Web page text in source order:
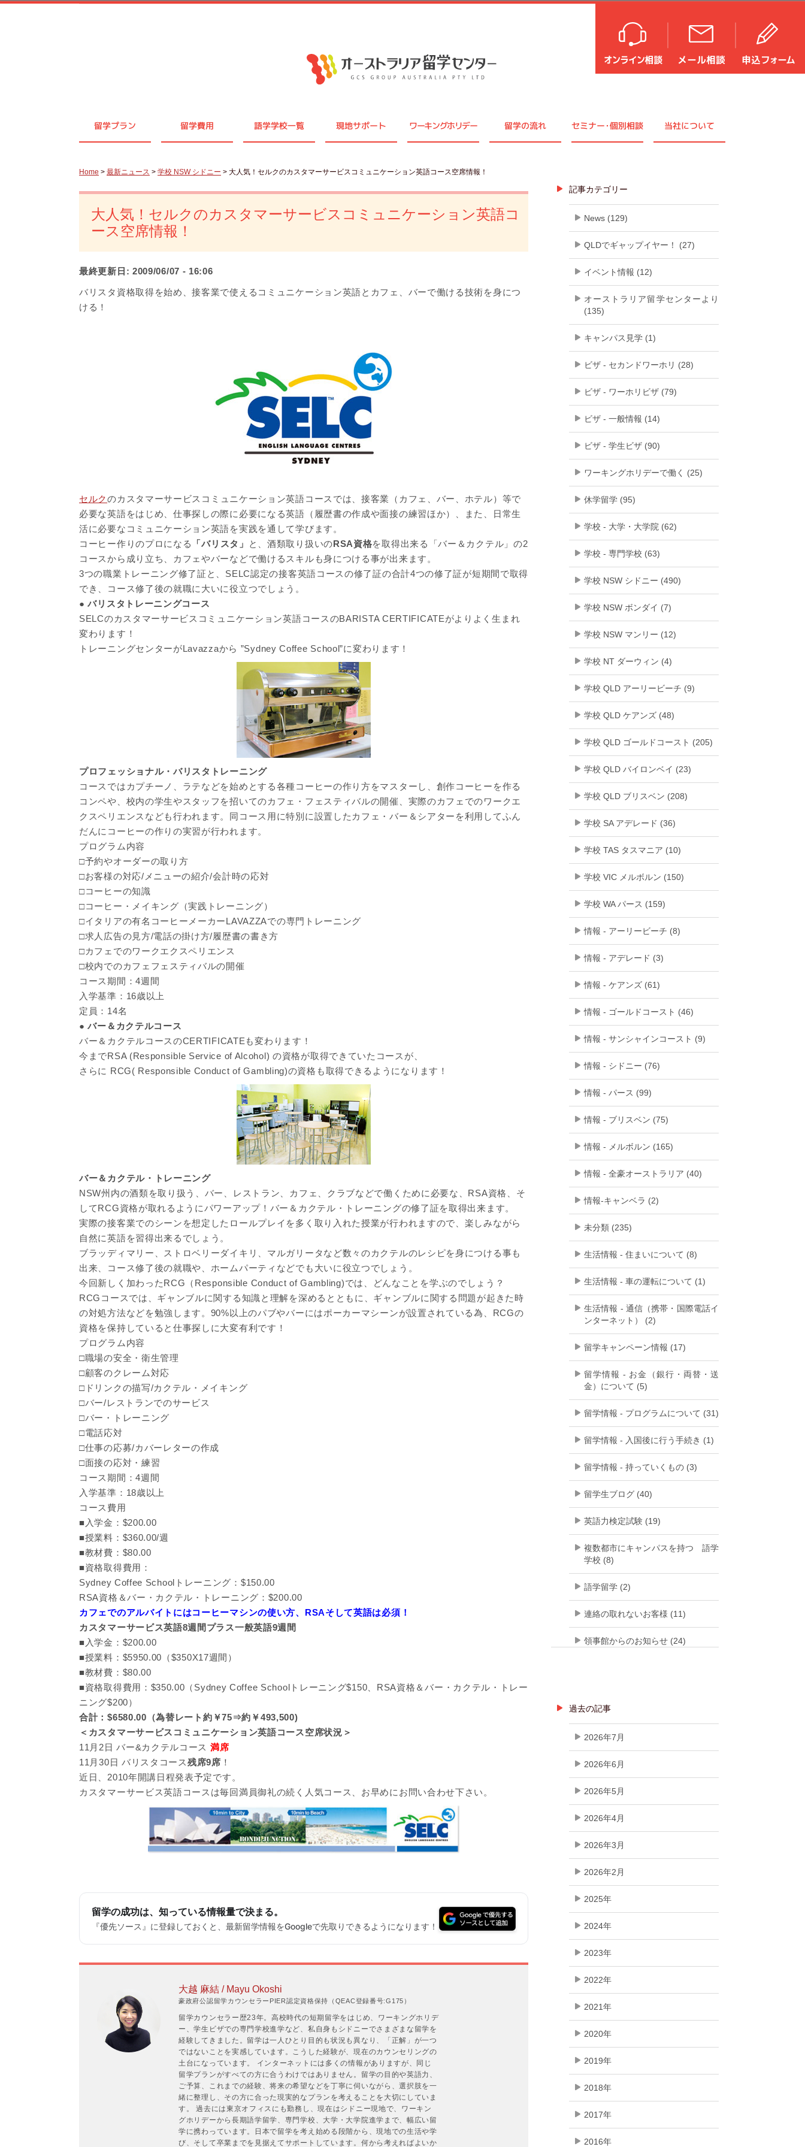
留学プラン 留学費用 語学学校一覧 現地サポート ワーキングホリデー 留学の流れ セミナー・個別相談 当社について
Home > 最新ニュース > 学校 NSW シドニー > 大人気！セルクのカスタマーサービスコミュニケーション英語コース空席情報！
大人気！セルクのカスタマーサービスコミュニケーション英語コ
ース空席情報！
最終更新日: 2009/06/07 - 16:06
バリスタ資格取得を始め、接客業で使えるコミュニケーション英語とカフェ、バーで働ける技術を身につ
ける！
セルクのカスタマーサービスコミュニケーション英語コースでは、接客業（カフェ、バー、ホテル）等で
必要な英語をはじめ、仕事探しの際に必要になる英語（履歴書の作成や面接の練習ほか）、また、日常生
活に必要なコミュニケーション英語を実践を通して学びます。
コーヒー作りのプロになる
「バリスタ」 と、酒類取り扱いのRSA資格を取得出来る「バー＆カクテル」の2
コースから成り立ち、カフェやバーなどで働けるスキルも身につける事が出来ます。
3つの職業トレーニング修了証と、SELC認定の接客英語コースの修了証の合計4つの修了証が短期間で取得
でき、コース修了後の就職に大いに役立つでしょう。
● バリスタトレーニングコース
SELCのカスタマーサービスコミュニケーション英語コースのBARISTA CERTIFICATEがよりよく生まれ
変わります！
トレーニングセンターがLavazzaから ”Sydney Coffee School”に変わります！
プロフェッショナル・バリスタトレーニング
コースではカプチーノ、ラテなどを始めとする各種コーヒーの作り方をマスターし、創作コーヒーを作る
コンペや、校内の学生やスタッフを招いてのカフェ・フェスティバルの開催、実際のカフェでのワークエ
クスペリエンスなども行われます。同コース用に特別に設置したカフェ・バー＆シアターを利用してふん
だんにコーヒーの作りの実習が行われます。
プログラム内容
□予約やオーダーの取り方
□お客様の対応/メニューの紹介/会計時の応対
□コーヒーの知識
□コーヒー・メイキング（実践トレーニング）
□イタリアの有名コーヒーメーカーLAVAZZAでの専門トレーニング
□求人広告の見方/電話の掛け方/履歴書の書き方
□カフェでのワークエクスペリエンス
□校内でのカフェフェスティバルの開催
コース期間：4週間
入学基準：16歳以上
定員：14名
● バー＆カクテルコース
バー＆カクテルコースのCERTIFICATEも変わります！
今までRSA (Responsible Service of Alcohol) の資格が取得できていたコースが、
さらに RCG( Responsible Conduct of Gambling)の資格も取得できるようになります！
バー＆カクテル・トレーニング
NSW州内の酒類を取り扱う、バー、レストラン、カフェ、クラブなどで働くために必要な、RSA資格、そ
してRCG資格が取れるようにパワーアップ！バー＆カクテル・トレーニングの修了証を取得出来ます。
実際の接客業でのシーンを想定したロールプレイを多く取り入れた授業が行われますので、楽しみながら
自然に英語を習得出来るでしょう。
ブラッディマリー、ストロベリーダイキリ、マルガリータなど数々のカクテルのレシピを身につける事も
出来、コース修了後の就職や、ホームパーティなどでも大いに役立つでしょう。
今回新しく加わったRCG（Responsible Conduct of Gambling)では、どんなことを学ぶのでしょう？
RCGコースでは、ギャンブルに関する知識と理解を深めるとともに、ギャンブルに関する問題が起きた時
の対処方法などを勉強します。90%以上のパブやバーにはポーカーマシーンが設置されている為、RCGの
資格を保持していると仕事探しに大変有利です！
プログラム内容
□職場の安全・衛生管理
□顧客のクレーム対応
□ドリンクの描写/カクテル・メイキング
□バー/レストランでのサービス
□バー・トレーニング
□電話応対
□仕事の応募/カバーレターの作成
□面接の応対・練習
コース期間：4週間
入学基準：18歳以上
コース費用
■入学金：$200.00
■授業料：$360.00/週
■教材費：$80.00
■資格取得費用：
Sydney Coffee Schoolトレーニング：$150.00
RSA資格＆バー・カクテル・トレーニング：$200.00
カフェでのアルバイトにはコーヒーマシンの使い方、RSAそして英語は必須！
カスタマーサービス英語8週間プラス一般英語9週間
■入学金：$200.00
■授業料：$5950.00（$350X17週間）
■教材費：$80.00
■資格取得費用：$350.00（Sydney Coffee Schoolトレーニング$150、RSA資格＆バー・カクテル・トレー
ニング$200）
合計：$6580.00（為替レート約￥75⇒約￥493,500)
＜カスタマーサービスコミュニケーション英語コース空席状況＞
11月2日 バー&カクテルコース 満席
11月30日 バリスタコース残席9席 ！
近日、2010年開講日程発表予定です。
カスタマーサービス英語コースは毎回満員御礼の続く人気コース、お早めにお問い合わせ下さい。
留学の成功は、知っている情報量で決まる。
『優先ソース』に登録しておくと、最新留学情報をGoogleで先取りできるようになります！
大越 麻結 / Mayu Okoshi
豪政府公認留学カウンセラーPIER認定資格保持（QEAC登録番号:G175）
留学カウンセラー歴23年。高校時代の短期留学をはじめ、ワーキングホリデ
ー、学生ビザでの専門学校進学など、私自身もシドニーでさまざまな留学を
経験してきました。留学は一人ひとり目的も状況も異なり、「正解」が一つ
ではないことを実感しています。こうした経験が、現在のカウンセリングの
土台になっています。 インターネットには多くの情報がありますが、同じ
留学プランがすべての方に合うわけではありません。留学の目的や英語力、
ご予算、これまでの経験、将来の希望などを丁寧に伺いながら、選択肢を一
緒に整理し、その方に合った現実的なプランを考えることを大切にしていま
す。 過去には東京オフィスにも勤務し、現在はシドニー現地で、ワーキン
グホリデーから長期語学留学、専門学校、大学・大学院進学まで、幅広い留
学に携わっています。日本で留学を考え始める段階から、現地での生活や学
び、そして卒業までを見据えてサポートしています。何から考えればよいか
記事カテゴリー
News (129)
QLDでギャップイヤー！ (27)
イベント情報 (12)
オーストラリア留学センターより
(135)
キャンパス見学 (1)
ビザ - セカンドワーホリ (28)
ビザ - ワーホリビザ (79)
ビザ - 一般情報 (14)
ビザ - 学生ビザ (90)
ワーキングホリデーで働く (25)
休学留学 (95)
学校 - 大学・大学院 (62)
学校 - 専門学校 (63)
学校 NSW シドニー (490)
学校 NSW ボンダイ (7)
学校 NSW マンリー (12)
学校 NT ダーウィン (4)
学校 QLD アーリービーチ (9)
学校 QLD ケアンズ (48)
学校 QLD ゴールドコースト (205)
学校 QLD バイロンベイ (23)
学校 QLD ブリスベン (208)
学校 SA アデレード (36)
学校 TAS タスマニア (10)
学校 VIC メルボルン (150)
学校 WA パース (159)
情報 - アーリービーチ (8)
情報 - アデレード (3)
情報 - ケアンズ (61)
情報 - ゴールドコースト (46)
情報 - サンシャインコースト (9)
情報 - シドニー (76)
情報 - パース (99)
情報 - ブリスベン (75)
情報 - メルボルン (165)
情報 - 全豪オーストラリア (40)
情報-キャンベラ (2)
未分類 (235)
生活情報 - 住まいについて (8)
生活情報 - 車の運転について (1)
生活情報 - 通信（携帯・国際電話イ
ンターネット） (2)
留学キャンペーン情報 (17)
留学情報 - お金（銀行・両替・送
金）について (5)
留学情報 - プログラムについて (31)
留学情報 - 入国後に行う手続き (1)
留学情報 - 持っていくもの (3)
留学生ブログ (40)
英語力検定試験 (19)
複数都市にキャンパスを持つ 語学
学校 (8)
語学留学 (2)
連絡の取れないお客様 (11)
領事館からのお知らせ (24)
過去の記事
2026年7月
2026年6月
2026年5月
2026年4月
2026年3月
2026年2月
2025年
2024年
2023年
2022年
2021年
2020年
2019年
2018年
2017年
2016年